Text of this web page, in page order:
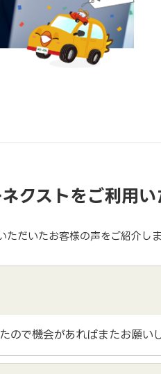
クストをご利用
だいたお客様の声をご紹介しま
で機会があればまたお願いし